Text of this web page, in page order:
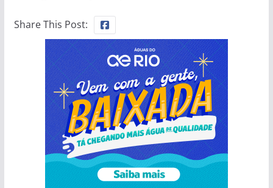
Share This Post: